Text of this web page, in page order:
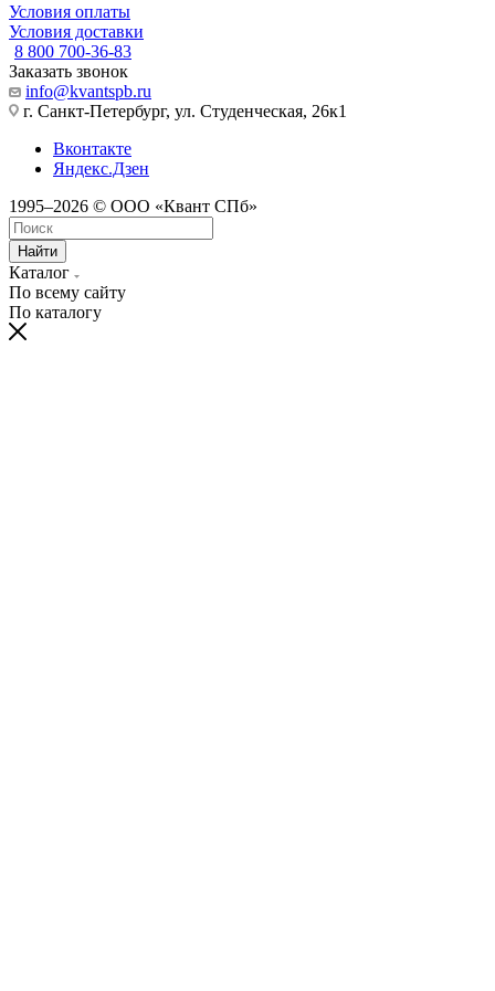
Условия оплаты
Условия доставки
8 800 700-36-83
Заказать звонок
info@kvantspb.ru
г. Санкт-Петербург, ул. Студенческая, 26к1
Вконтакте
Яндекс.Дзен
1995–2026 © ООО «Квант СПб»
Найти
Каталог
По всему сайту
По каталогу